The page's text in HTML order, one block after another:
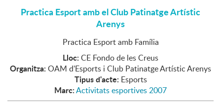
Practica Esport amb el Club Patinatge Artístic
Arenys
Practica Esport amb Família
Lloc: CE Fondo de les Creus
Organitza: OAM d'Esports i Club Patinatge Artístic Arenys
Tipus d'acte: Esports
Marc:Activitats esportives 2007